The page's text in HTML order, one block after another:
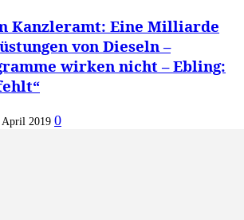
Kanzleramt: Eine Milliarde
von Dieseln –
wirken nicht – Ebling:
April 2019 0